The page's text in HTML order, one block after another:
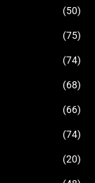
(50)
(75)
(74)
(68)
(66)
(74)
(20)